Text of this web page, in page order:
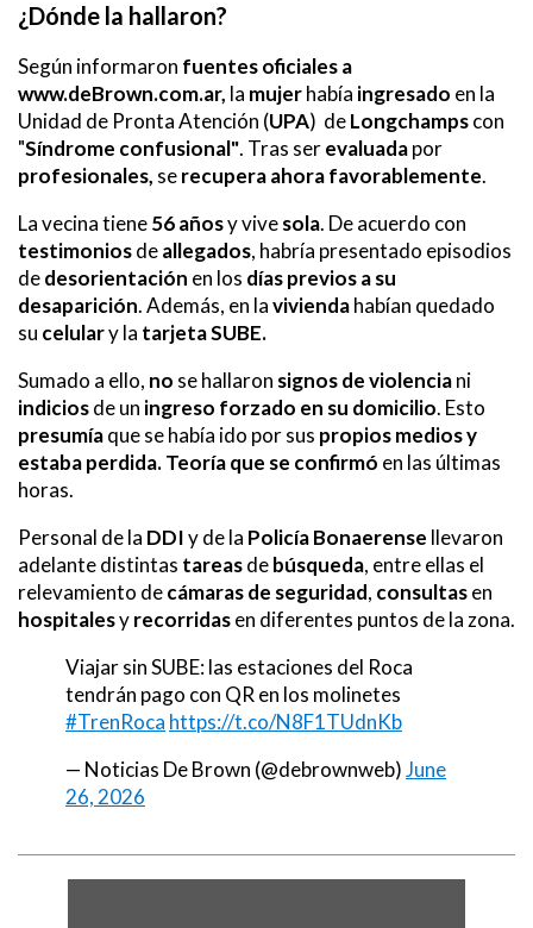
¿Dónde la hallaron?
Según informaron fuentes oficiales a
www.deBrown.com.ar, la mujerhabía ingresado en la
Unidad de Pronta Atención (UPA) deLongchampscon
"Síndrome confusional". Tras serevaluadapor
profesionales, serecupera ahorafavorablemente.
La vecina tiene56 añosy vivesola. De acuerdo con
testimoniosdeallegados, habría presentado episodios
dedesorientación en los días previos a su
desaparición. Además, en laviviendahabían quedado
su celulary la tarjeta SUBE.
Sumado a ello, no se hallaron signos de violenciani
indiciosde un ingreso forzado en su domicilio. Esto
presumíaque se había ido por sus propios medios y
estaba perdida. Teoría que se confirmó en las últimas
horas.
Personal de la DDIy de la Policía Bonaerense llevaron
adelante distintas tareasdebúsqueda, entre ellas el
relevamiento decámaras de seguridad, consultasen
hospitalesyrecorridasen diferentes puntos de la zona.
Viajar sin SUBE: las estaciones del Roca
tendrán pago con QR en los molinetes
#TrenRoca https://t.co/N8F1TUdnKb
— Noticias De Brown (@debrownweb)June
26, 2026